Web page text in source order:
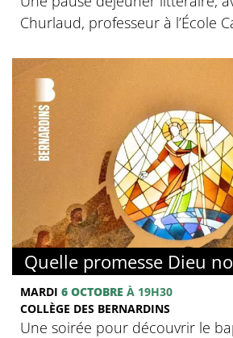
Churlaud, professeur à l’École
Quelle promesse Dieu
MARDI 6 OCTOBRE À 19H30
COLLÈGE DES BERNARDINS
Une soirée pour découvrir le